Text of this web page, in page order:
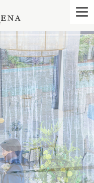
クレアージュ リゾ